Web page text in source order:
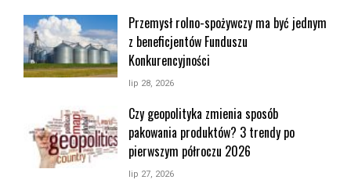
Przemysł rolno-spożywczy ma być jednym
z beneficjentów Funduszu
Konkurencyjności
lip 28, 2026
Czy geopolityka zmienia sposób
pakowania produktów? 3 trendy po
pierwszym półroczu 2026
lip 27, 2026